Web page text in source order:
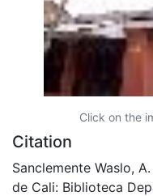
Click on the
Citation
Sanclemente Waslo,
de Cali: Biblioteca